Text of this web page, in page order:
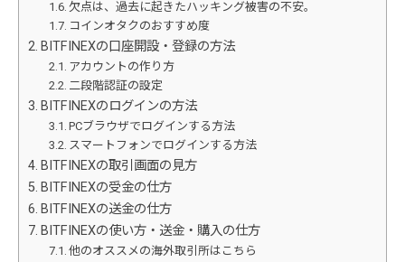
欠点は、過去に起きたハッキング被害の不安。
コインオタクのおすすめ度
BITFINEXの口座開設・登録の方法
アカウントの作り方
二段階認証の設定
BITFINEXのログインの方法
PCブラウザでログインする方法
スマートフォンでログインする方法
BITFINEXの取引画面の見方
BITFINEXの受金の仕方
BITFINEXの送金の仕方
BITFINEXの使い方・送金・購入の仕方
他のオススメの海外取引所はこちら